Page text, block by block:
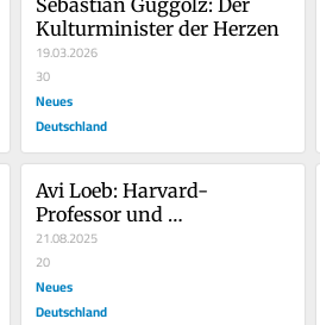
Kulturminister der Herzen
19.03.2026
30
Neues
Deutschland
Avi Loeb: Harvard-
Professor und
Alienversteher
21.08.2025
20
Neues
Deutschland